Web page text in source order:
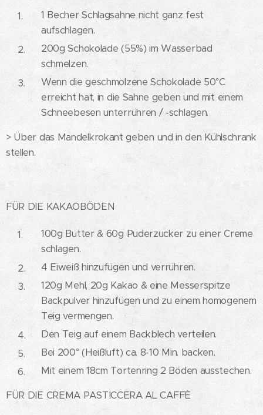
1 Becher Schlagsahne nicht ganz fest
aufschlagen.
200g Schokolade (55%) im Wasserbad
schmelzen.
Wenn die geschmolzene Schokolade 50°C
erreicht hat, in die Sahne geben und mit einem
Schneebesen unterrühren / -schlagen.
> Über das Mandelkrokant geben und in den Kühlschrank
stellen.
FÜR DIE KAKAOBÖDEN
100g Butter & 60g Puderzucker zu einer Creme
schlagen.
4 Eiweiß hinzufügen und verrühren.
120g Mehl, 20g Kakao & eine Messerspitze
Backpulver hinzufügen und zu einem homogenem
Teig vermengen.
Den Teig auf einem Backblech verteilen.
Bei 200° (Heißluft) ca. 8-10 Min. backen.
Mit einem 18cm Tortenring 2 Böden ausstechen.
FÜR DIE CREMA PASTICCERA AL CAFFÈ